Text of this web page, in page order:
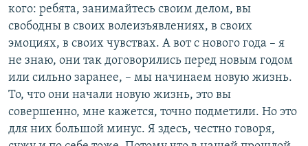
кого: ребята, занимайтесь своим делом, вы
свободны в своих волеизъявлениях, в своих
эмоциях, в своих чувствах. А вот с нового года – я
не знаю, они так договорились перед новым годом
или сильно заранее, – мы начинаем новую жизнь.
То, что они начали новую жизнь, это вы
совершенно, мне кажется, точно подметили. Но это
для них большой минус. Я здесь, честно говоря,